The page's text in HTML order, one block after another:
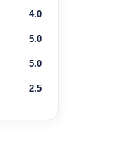
4.0
5.0
5.0
2.5